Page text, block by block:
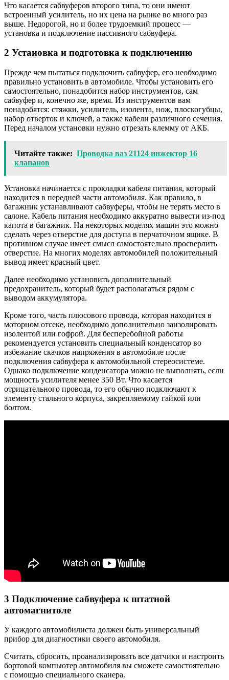
Что касается сабвуферов второго типа, то они имеют
встроенный усилитель, но их цена на рынке во много раз
выше. Недорогой, но и более трудоемкий процесс —
установка и подключение пассивного сабвуфера.
2 Установка и подготовка к подключению
Прежде чем пытаться подключить сабвуфер, его необходимо
правильно установить в автомобиле. Чтобы установить его
самостоятельно, понадобится набор инструментов, сам
сабвуфер и, конечно же, время. Из инструментов вам
понадобятся: стяжки, усилитель, изолента, нож, плоскогубцы,
набор отверток и ключей, а также кабели различного сечения.
Перед началом установки нужно отрезать клемму от АКБ.
Читайте также: Проводка ваз 21124 инжектор 16
клапанов
Установка начинается с прокладки кабеля питания, который
находится в передней части автомобиля. Как правило, в
багажник устанавливают сабвуферы, чтобы не терять место в
салоне. Кабель питания необходимо аккуратно вывести из-под
капота в багажник. На некоторых моделях машин это можно
сделать через отверстие для доступа в перчаточном ящике. В
противном случае имеет смысл самостоятельно просверлить
отверстие. На многих моделях автомобилей положительный
вывод имеет красный цвет.
Далее необходимо установить дополнительный
предохранитель, который будет располагаться рядом с
выводом аккумулятора.
Кроме того, часть плюсового провода, которая находится в
моторном отсеке, необходимо дополнительно заизолировать
изолентой или гофрой. Для бесперебойной работы
рекомендуется установить специальный конденсатор во
избежание скачков напряжения в автомобиле после
подключения сабвуфера к автомобильной стереосистеме.
Однако подключение конденсатора можно не выполнять, если
мощность усилителя менее 350 Вт. Что касается
отрицательного провода, то его обычно подключают к
элементу стального корпуса, закрепляемому гайкой или
болтом.
3 Подключение сабвуфера к штатной
автомагнитоле
У каждого автомобилиста должен быть универсальный
прибор для диагностики своего автомобиля.
Считать, сбросить, проанализировать все датчики и настроить
бортовой компьютер автомобиля вы сможете самостоятельно
с помощью специального сканера.